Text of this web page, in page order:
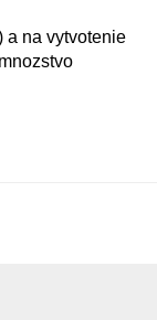
a na vytvotenie